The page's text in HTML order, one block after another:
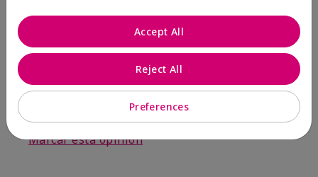
Mostrar Traducción
Sí, recomendaría a un amigo
¿Le ha resultado útil esta
opinión?
Marcar esta opinión
Preferences
Reject All
Accept All